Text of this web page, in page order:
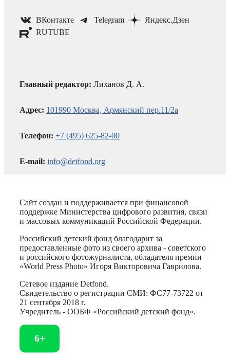
ВКонтакте Telegram
Яндекс.Дзен
RUTUBE
Главный редактор: Лиханов Д. А.
Адрес: 101990 Москва, Армянский пер.11/2а
Телефон: +7 (495) 625-82-00
E-mail: info@detfond.org
Сайт создан и поддерживается при финансовой
поддержке Министерства цифрового развития, связи
и массовых коммуникаций Российской Федерации.
Российский детский фонд благодарит за
предоставленные фото из своего архива - советского
и российского фотожурналиста, обладателя премии
«World Press Photo» Игоря Викторовича Гаврилова.
Сетевое издание Detfond.
Свидетельство о регистрации СМИ: ФС77-73722 от
21 сентября 2018 г.
Учредитель - ООБФ «Российский детский фонд».
6+